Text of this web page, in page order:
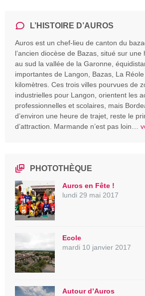
L’HISTOIRE D’AUROS
Auros est un chef-lieu de canton du
l’ancien diocèse de Bazas, situé sur
au sud la vallée de la Garonne,
importantes de Langon, Bazas, La Réole
kilomètres. Ces trois villes pourvues de
industrielles pour Langon, orientent les
professionnelles et scolaires, mais
d’environ une heure de trajet, reste le
d’attraction. Marmande n’est pas loin…
PHOTOTHÈQUE
Auros en Fête !
lundi 29 mai 2017
Ecole
mardi 10 janvier 2017
Autour d’Auros